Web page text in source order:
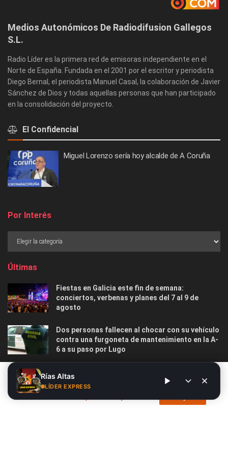
Medios Autonómicos De Radiodifusion Gallegos
S.L.
Radio Líder es la primera red de emisoras independiente en el
Norte de España. Fundada en el 2001 por el escritor y periodista
Diego Bernal, el periodista Manuel Casal, la colaboración de Javier
Sánchez de Dios y todas aquellas personas que han participado
en la consolidación del proyecto.
El Confidencial
Miguel Lorenzo sería hoy alcalde de A Coruña
Por Interés
Últimas
Fiestas en Galicia este fin de semana:
conciertos, verbenas y planes del 7 al 9 de
agosto
Dos personas fallecen al chocar con su vehículo
contra una furgoneta de mantenimiento en la A-
6 a su paso por Lugo
Las 12 playas gallegas con Bandera Azul menos
masificadas para disfrutar este verano
Rías Altas
LÍDER EXPRESS
Este sitio web utiliza cookies. Al continuar utilizando este sitio
web, usted da su consentimiento para el uso de cookies. Visite